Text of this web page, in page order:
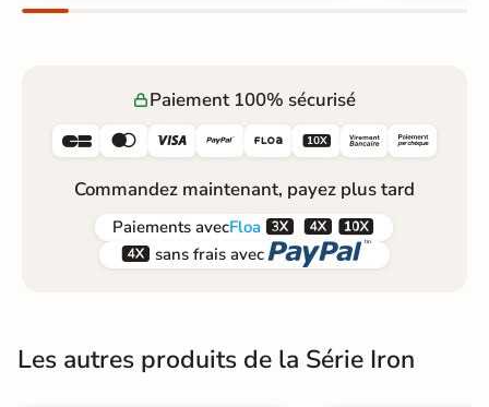
Paiement 100% sécurisé
     
Commandez maintenant, payez plus tard
Paiements avecFloa  
 sans frais avec 
Les autres produits de la Série Iron